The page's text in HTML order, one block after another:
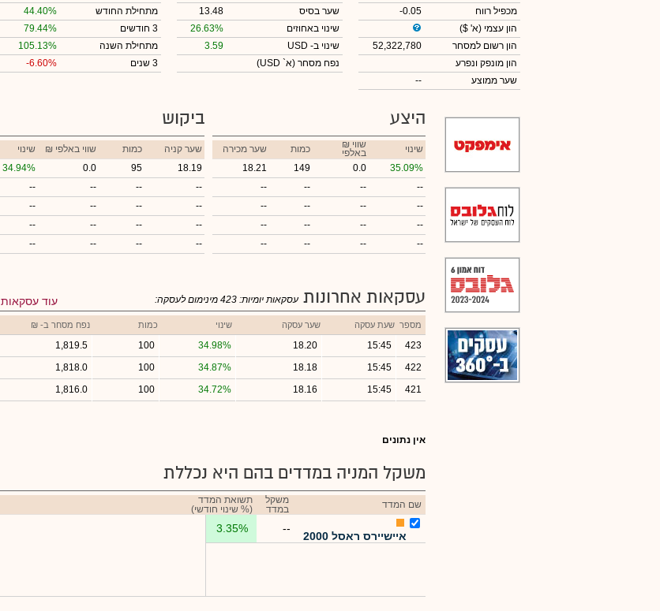
מכפיל רווח
-0.05
הון עצמי (א' $)
הון רשום למסחר
52,322,780
הון מונפק ונפרע
שער ממוצע
--
שער בסיס
13.48
שינוי באחוזים
26.63%
שינוי ב- USD
3.59
נפח מסחר (א` USD)
מתחילת החודש
44.40%
3 חודשים
79.44%
מתחילת השנה
105.13%
3 שנים
-6.60%
היצע
שינוי ₪ שווי
באלפי כמות
שער מכירה
35.09%
0.0
149
18.21
--
--
--
--
--
--
--
--
--
--
--
--
--
--
--
--
ביקוש
שער קניה כמות ₪ שווי באלפי
שינוי
18.19
95
0.0
34.94%
--
--
--
--
--
--
--
--
--
--
--
--
--
--
--
--
עסקאות אחרונות עוד עסקאות עסקאות יומיות: 423 מינימום לעסקה:
מספר שעת עסקה שער עסקה שינוי כמות נפח מסחר ב- ₪
423
15:45
18.20
34.98%
100
1,819.5
422
15:45
18.18
34.87%
100
1,818.0
421
15:45
18.16
34.72%
100
1,816.0
אין נתונים
משקל המניה במדדים בהם היא נכללת
שם המדד
משקל
במדד
תשואת המדד
(% שינוי חודשי)
איישיירס ראסל 2000
--
3.35%